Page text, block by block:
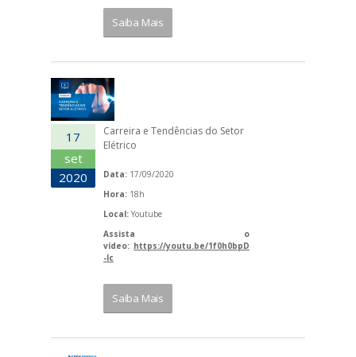
Saiba Mais
17
set
2020
Carreira e Tendências do Setor
Elétrico
Data: 17/09/2020
Hora: 18h
Local: Youtube
Assista o
vídeo: https://youtu.be/1f0h0bpD
-Ic
Saiba Mais